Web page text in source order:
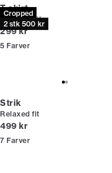
Cropped
2 stk 500 kr
T-shirt
Oversize fit
I alt (inkl. rabat)
299 kr
5 Farver
Strik
Relaxed fit
I alt (inkl. rabat)
499 kr
7 Farver